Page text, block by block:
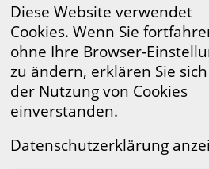
Diese Website verwendet
Cookies. Wenn Sie
ohne Ihre Browser-
zu ändern, erklären Sie
der Nutzung von Cookies
einverstanden.
Datenschutzerklärung